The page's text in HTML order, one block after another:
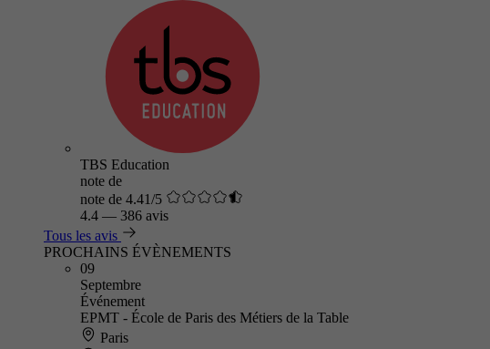
TBS Education
note de
note de 4.41/5
4.4 — 386 avis
Tous les avis
PROCHAINS ÉVÈNEMENTS
09
Septembre
Événement
EPMT - École de Paris des Métiers de la Table
Paris